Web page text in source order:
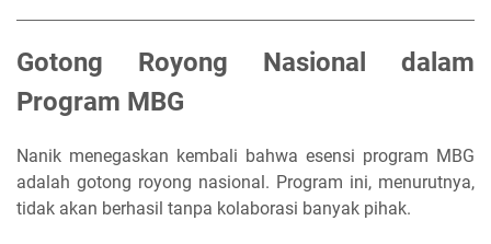
Gotong Royong Nasional dalam
Program MBG
Nanik menegaskan kembali bahwa esensi program MBG
adalah gotong royong nasional. Program ini, menurutnya,
tidak akan berhasil tanpa kolaborasi banyak pihak.